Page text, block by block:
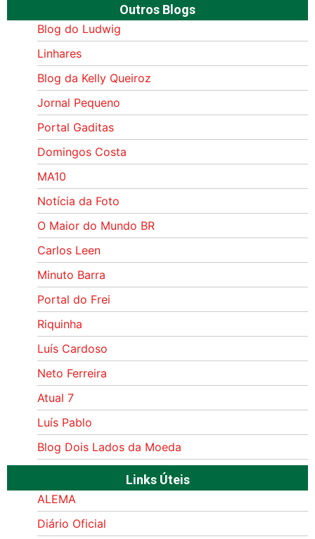
Outros Blogs
Blog do Ludwig
Linhares
Blog da Kelly Queiroz
Jornal Pequeno
Portal Gaditas
Domingos Costa
MA10
Notícia da Foto
O Maior do Mundo BR
Carlos Leen
Minuto Barra
Portal do Frei
Riquinha
Luís Cardoso
Neto Ferreira
Atual 7
Luís Pablo
Blog Dois Lados da Moeda
Links Úteis
ALEMA
Diário Oficial